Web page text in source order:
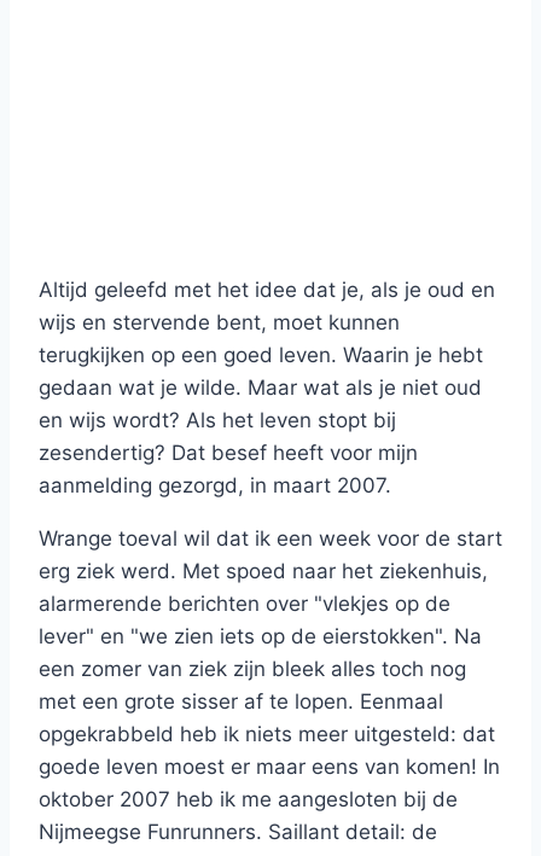
Altijd geleefd met het idee dat je, als je oud en
wijs en stervende bent, moet kunnen
terugkijken op een goed leven. Waarin je hebt
gedaan wat je wilde. Maar wat als je niet oud
en wijs wordt? Als het leven stopt bij
zesendertig? Dat besef heeft voor mijn
aanmelding gezorgd, in maart 2007.
Wrange toeval wil dat ik een week voor de start
erg ziek werd. Met spoed naar het ziekenhuis,
alarmerende berichten over "vlekjes op de
lever" en "we zien iets op de eierstokken". Na
een zomer van ziek zijn bleek alles toch nog
met een grote sisser af te lopen. Eenmaal
opgekrabbeld heb ik niets meer uitgesteld: dat
goede leven moest er maar eens van komen! In
oktober 2007 heb ik me aangesloten bij de
Nijmeegse Funrunners. Saillant detail: de